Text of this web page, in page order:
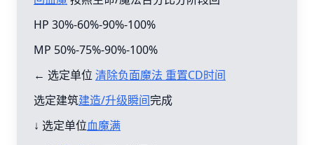
HP 30%-60%-90%-100%
MP 50%-75%-90%-100%
← 选定单位 清除负面魔法 重置CD时间
选定建筑建造/升级瞬间完成
↓ 选定单位血魔满